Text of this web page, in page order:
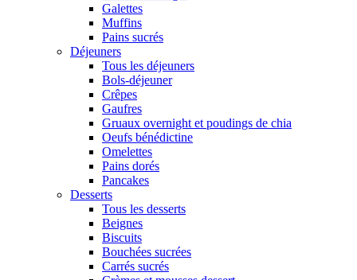
Galettes
Muffins
Pains sucrés
Déjeuners
Tous les déjeuners
Bols-déjeuner
Crêpes
Gaufres
Gruaux overnight et poudings de chia
Oeufs bénédictine
Omelettes
Pains dorés
Pancakes
Desserts
Tous les desserts
Beignes
Biscuits
Bouchées sucrées
Carrés sucrés